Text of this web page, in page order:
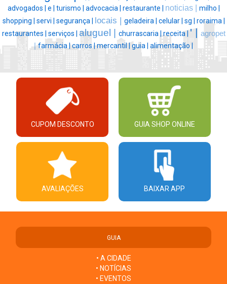
advogados | e | turismo | advocacia | restaurante | noticias | milho |
shopping | servi | segurança | locais | geladeira | celular | sg | roraima |
restaurantes | serviços | aluguel | churrascaria |receita | ' | agropet
|farmácia |carros |mercantil | guia | alimentação |
CUPOM DESCONTO GUIA SHOP ONLINE
AVALIAÇÕES BAIXAR APP
GUIA
• A CIDADE
• NOTÍCIAS
• EVENTOS